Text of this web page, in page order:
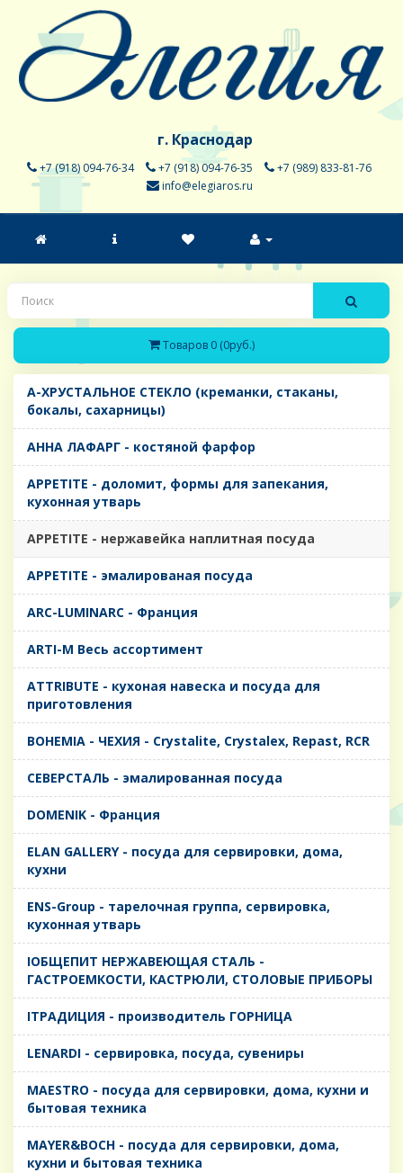
г. Краснодар
+7 (918) 094-76-34 +7 (918) 094-76-35
+7 (989) 833-81-76
info@elegiaros.ru
Товаров 0 (0руб.)
A-ХРУСТАЛЬНОЕ СТЕКЛО (креманки, стаканы,
бокалы, сахарницы)
AHHA ЛАФАРГ - костяной фарфор
APPETITE - доломит, формы для запекания,
кухонная утварь
APPETITE - нержавейка наплитная посуда
APPETITE - эмалированая посуда
ARC-LUMINARC - Франция
ARTI-M Весь ассортимент
ATTRIBUTE - кухоная навеска и посуда для
приготовления
BOHEMIA - ЧЕХИЯ - Crystalite, Crystalex, Repast, RCR
CЕВЕРСТАЛЬ - эмалированная посуда
DOMENIK - Франция
ELAN GALLERY - посуда для сервировки, дома,
кухни
ENS-Group - тарелочная группа, сервировка,
кухонная утварь
IОБЩЕПИТ НЕРЖАВЕЮЩАЯ СТАЛЬ -
ГАСТРОЕМКОСТИ, КАСТРЮЛИ, СТОЛОВЫЕ ПРИБОРЫ
IТРАДИЦИЯ - производитель ГОРНИЦА
LENARDI - сервировка, посуда, сувениры
MAESTRO - посуда для сервировки, дома, кухни и
бытовая техника
MAYER&BOCH - посуда для сервировки, дома,
кухни и бытовая техника